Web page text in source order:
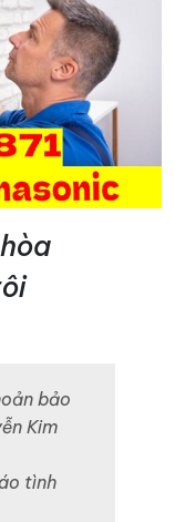
bảo
Kim
tình